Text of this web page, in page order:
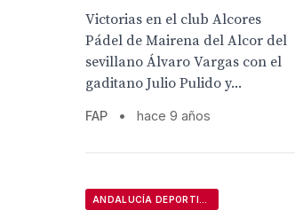
Victorias en el club Alcores
Pádel de Mairena del Alcor del
sevillano Álvaro Vargas con el
gaditano Julio Pulido y...
FAP • hace 9 años